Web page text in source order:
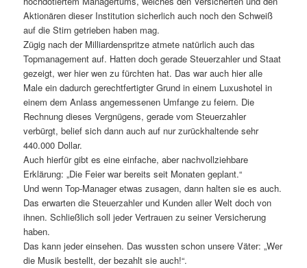
Aktionären dieser Institution sicherlich auch noch den Schweiß
auf die Stirn getrieben haben mag.
Zügig nach der Milliardenspritze atmete natürlich auch das
Topmanagement auf. Hatten doch gerade Steuerzahler und Staat
gezeigt, wer hier wen zu fürchten hat. Das war auch hier alle
Male ein dadurch gerechtfertigter Grund in einem Luxushotel in
einem dem Anlass angemessenen Umfange zu feiern. Die
Rechnung dieses Vergnügens, gerade vom Steuerzahler
verbürgt, belief sich dann auch auf nur zurückhaltende sehr
440.000 Dollar.
Auch hierfür gibt es eine einfache, aber nachvollziehbare
Erklärung: „Die Feier war bereits seit Monaten geplant.“
Und wenn Top-Manager etwas zusagen, dann halten sie es auch.
Das erwarten die Steuerzahler und Kunden aller Welt doch von
ihnen. Schließlich soll jeder Vertrauen zu seiner Versicherung
haben.
Das kann jeder einsehen. Das wussten schon unsere Väter: „Wer
die Musik bestellt, der bezahlt sie auch!“.